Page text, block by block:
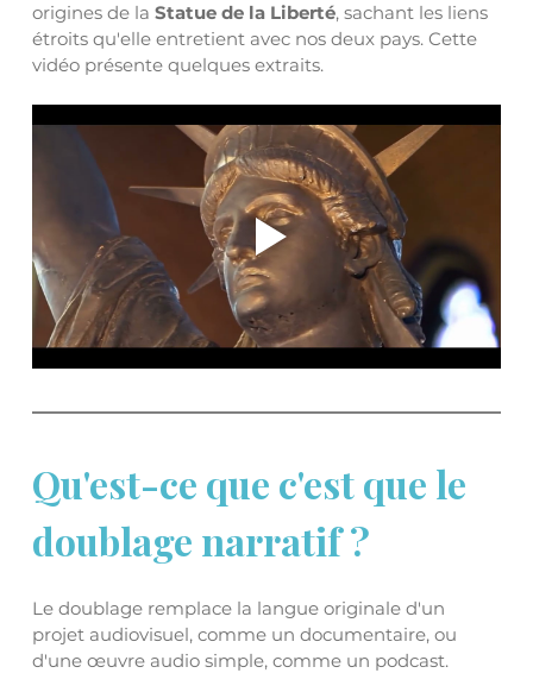
origines de la Statue de la Liberté, sachant les liens
étroits qu'elle entretient avec nos deux pays. Cette
vidéo présente quelques extraits.
Qu'est-ce que c'est que le
doublage narratif ?
Le doublage remplace la langue originale d'un
projet audiovisuel, comme un documentaire, ou
d'une œuvre audio simple, comme un podcast.